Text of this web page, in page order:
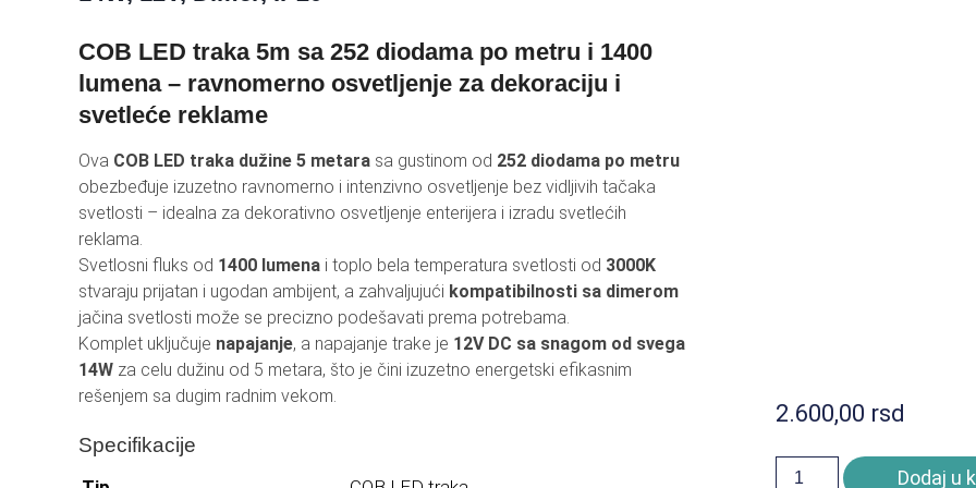
AKUMULATORI I PUNJAČI
HOLOGRAMI
LEPOTA I NEGA
COB LED traka 5m sa 252 diodama po metru i 1400
lumena – ravnomerno osvetljenje za dekoraciju i
svetleće reklame
Ova COB LED traka dužine 5 metara sa gustinom od 252 diodama po metru
obezbeđuje izuzetno ravnomerno i intenzivno osvetljenje bez vidljivih tačaka
svetlosti – idealna za dekorativno osvetljenje enterijera i izradu svetlećih
reklama.
Svetlosni fluks od 1400 lumena i toplo bela temperatura svetlosti od 3000K
stvaraju prijatan i ugodan ambijent, a zahvaljujući kompatibilnosti sa dimerom
jačina svetlosti može se precizno podešavati prema potrebama.
Komplet uključuje napajanje, a napajanje trake je 12V DC sa snagom od svega
14W za celu dužinu od 5 metara, što je čini izuzetno energetski efikasnim
rešenjem sa dugim radnim vekom.
Specifikacije
2.600,00 rsd
Dodaj u